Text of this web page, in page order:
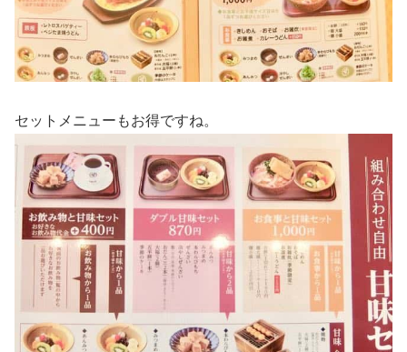
セットメニューもお得ですね。